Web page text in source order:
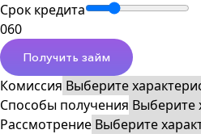
Срок кредита
060
Получить займ
Комиссия
Способы получения
Рассмотрение